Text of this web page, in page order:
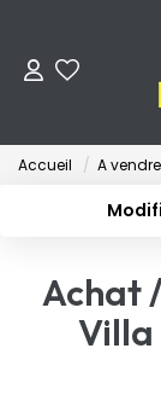
Accueil A vendre
Sélectionnez...
Type de bien
Achat
Villa